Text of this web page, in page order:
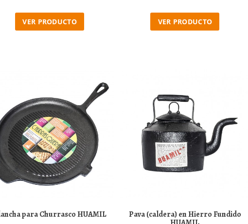
VER PRODUCTO VER PRODUCTO
para Churrasco HUAMIL Pava (caldera) en Hierro Fundido